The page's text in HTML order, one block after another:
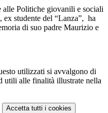
alle Politiche giovanili e sociali
studente del “Lanza”, ha
di suo padre Maurizio e
utilizzati si avvalgono di
utili alle finalità illustrate nella
Accetta tutti i cookies